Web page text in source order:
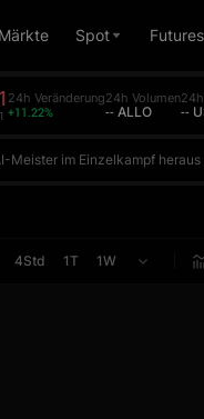
Märkte Spot Futures
24h Veränderung
+11.22%
24h Volumen
-- ALLO
24h
--
Meister im Einzelkampf
4Std 1T 1W